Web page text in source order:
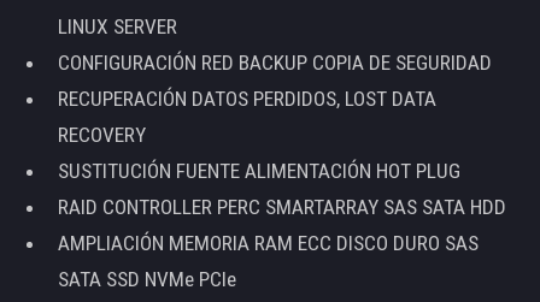
LINUX SERVER
CONFIGURACIÓN RED BACKUP COPIA DE SEGURIDAD
RECUPERACIÓN DATOS PERDIDOS, LOST DATA
RECOVERY
SUSTITUCIÓN FUENTE ALIMENTACIÓN HOT PLUG
RAID CONTROLLER PERC SMARTARRAY SAS SATA HDD
AMPLIACIÓN MEMORIA RAM ECC DISCO DURO SAS
SATA SSD NVMe PCIe